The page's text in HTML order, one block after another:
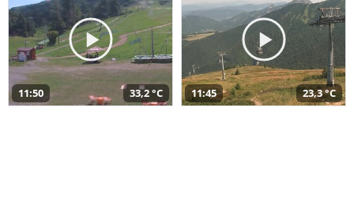
11:50 33,2 °C 11:45 23,3 °C